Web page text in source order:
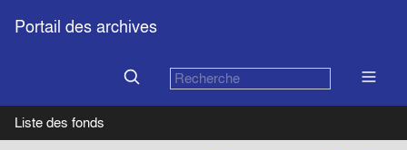
Portail des archives
Liste des fonds